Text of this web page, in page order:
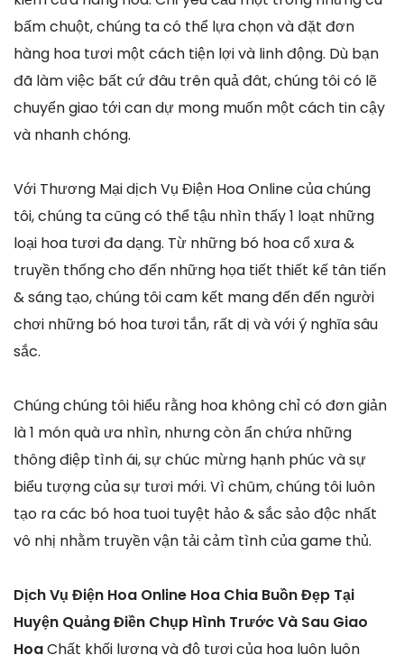
bấm chuột, chúng ta có thể lựa chọn và đặt đơn
hàng hoa tươi một cách tiện lợi và linh động. Dù bạn
đã làm việc bất cứ đâu trên quả đât, chúng tôi có lẽ
chuyển giao tới can dự mong muốn một cách tin cậy
và nhanh chóng.
Với Thương Mại dịch Vụ Điện Hoa Online của chúng
tôi, chúng ta cũng có thể tậu nhìn thấy 1 loạt những
loại hoa tươi đa dạng. Từ những bó hoa cổ xưa &
truyền thống cho đến những họa tiết thiết kế tân tiến
& sáng tạo, chúng tôi cam kết mang đến đến người
chơi những bó hoa tươi tắn, rất dị và với ý nghĩa sâu
sắc.
Chúng chúng tôi hiểu rằng hoa không chỉ có đơn giản
là 1 món quà ưa nhìn, nhưng còn ẩn chứa những
thông điệp tình ái, sự chúc mừng hạnh phúc và sự
biểu tượng của sự tươi mới. Vì chũm, chúng tôi luôn
tạo ra các bó hoa tuoi tuyệt hảo & sắc sảo độc nhất
vô nhị nhằm truyền vận tải cảm tình của game thủ.
Dịch Vụ Điện Hoa Online Hoa Chia Buồn Đẹp Tại
Huyện Quảng Điền Chụp Hình Trước Và Sau Giao
HoaChất khối lượng và độ tươi của hoa luôn luôn